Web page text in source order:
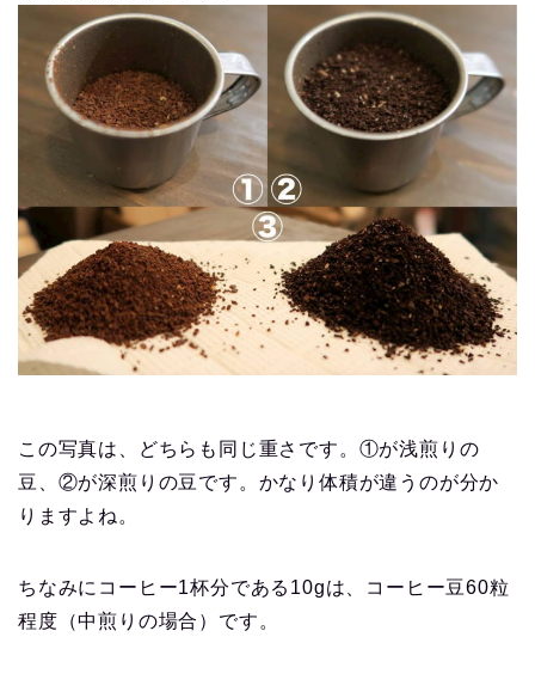
この写真は、どちらも同じ重さです。①が浅煎りの
豆、②が深煎りの豆です。かなり体積が違うのが分か
りますよね。
ちなみにコーヒー1杯分である10gは、コーヒー豆60粒
程度（中煎りの場合）です。